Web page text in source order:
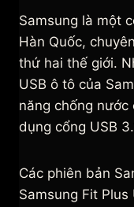
Samsung là một
Hàn Quốc,
thứ hai thế giới.
USB ô tô của
năng chống
dụng cổng USB
Các phiên bản
Samsung Fit Plus